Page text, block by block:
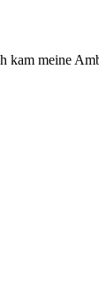
meine